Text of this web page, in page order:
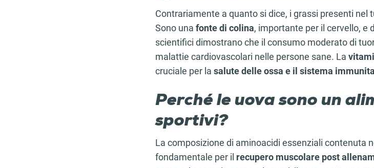
Contrariamente a quanto si dice, i grassi presenti nel
Sono una fonte di colina, importante per il cervello, e
scientifici dimostrano che il consumo moderato di
malattie cardiovascolari nelle persone sane. La
cruciale per la salute delle ossa e il sistema
Perché le uova sono un
sportivi?
La composizione di aminoacidi essenziali contenuta
fondamentale per il recupero muscolare post